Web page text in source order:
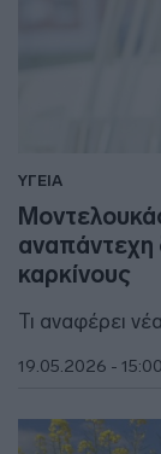
ΥΓΕΙΑ
αναπάντεχη
καρκίνους
Τι αναφέρει
19.05.2026 - 15:00